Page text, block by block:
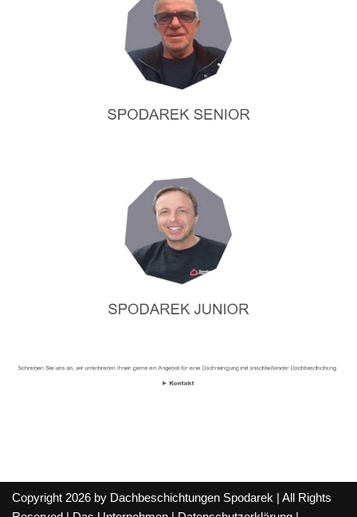
Copyright 2026 by Dachbeschichtungen Spodarek | All Rights